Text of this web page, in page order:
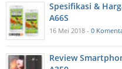
Spesifikasi &
A66S
16 Mei 2018 - 0
Review